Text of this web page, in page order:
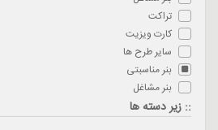
تراکت
کارت ویزیت
سایر طرح ها
بنر مناسبتی
بنر مشاغل
:: زیر دسته ها